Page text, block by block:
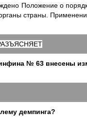
Положение о
страны.
№ 63 внесены
демпинга?